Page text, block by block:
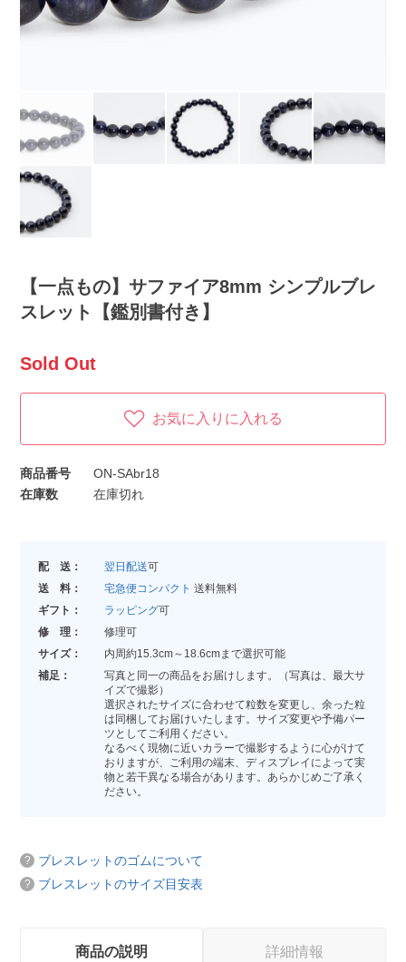
【一点もの】サファイア8mm シンプルブレ
スレット【鑑別書付き】
Sold Out
お気に入りに入れる
商品番号
ON-SAbr18
在庫数
在庫切れ
配 送： 翌日配送可
送 料：
宅急便コンパクト 送料無料
ギフト：
ラッピング可
修 理：
修理可
サイズ：
内周約15.3cm～18.6cmまで選択可能
補足：
写真と同一の商品をお届けします。（写真は、最大サ
イズで撮影）
選択されたサイズに合わせて粒数を変更し、余った粒
は同梱してお届けいたします。サイズ変更や予備パー
ツとしてご利用ください。
なるべく現物に近いカラーで撮影するように心がけて
おりますが、ご利用の端末、ディスプレイによって実
物と若干異なる場合があります。あらかじめご了承く
ださい。
ブレスレットのゴムについて
ブレスレットのサイズ目安表
商品の説明 詳細情報